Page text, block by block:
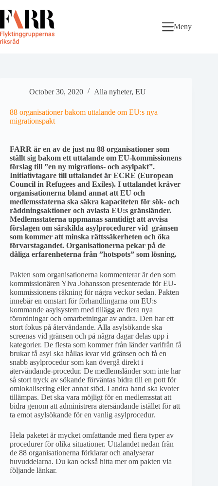
to
content
Meny
October 30, 2020 Alla nyheter, EU
88 organisationer bakom uttalande om EU:s nya
migrationspakt
FARR är en av de just nu 88 organisationer som
ställt sig bakom ett uttalande om EU-kommissionens
förslag till ”en ny migrations- och asylpakt”.
Initiativtagare till uttalandet är ECRE (European
Council in Refugees and Exiles). I uttalandet kräver
organisationerna bland annat att EU och
medlemsstaterna ska säkra kapaciteten för sök- och
räddningsaktioner och avlasta EU:s gränsländer.
Medlemsstaterna uppmanas samtidigt att avvisa
förslagen om särskilda asylprocedurer vid gränsen
som kommer att minska rättssäkerheten och öka
förvarstagandet. Organisationerna pekar på de
dåliga erfarenheterna från ”hotspots” som lösning.
Pakten som organisationerna kommenterar är den som
kommissionären Ylva Johansson presenterade för EU-
kommissionens räkning för några veckor sedan. Pakten
innebär en omstart för förhandlingarna om EU:s
kommande asylsystem med tillägg av flera nya
förordningar och omarbetningar av andra. Den har ett
stort fokus på återvändande. Alla asylsökande ska
screenas vid gränsen och på några dagar delas upp i
kategorier. De flesta som kommer från länder varifrån få
brukar få asyl ska hållas kvar vid gränsen och få en
snabb asylprocedur som kan övergå direkt i
återvändande-procedur. De medlemsländer som inte har
så stort tryck av sökande förväntas bidra till en pott för
omlokalisering eller annat stöd. I andra hand ska kvoter
tillämpas. Det ska vara möjligt för en medlemsstat att
bidra genom att administrera återsändande istället för att
ta emot asylsökande för en vanlig asylprocedur.
Hela paketet är mycket omfattande med flera typer av
procedurer för olika situationer. Uttalandet nedan från
de 88 organisationerna förklarar och analyserar
huvuddelarna. Du kan också hitta mer om pakten via
följande länkar.